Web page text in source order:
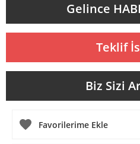
Gelince
Teklif
Biz Sizi